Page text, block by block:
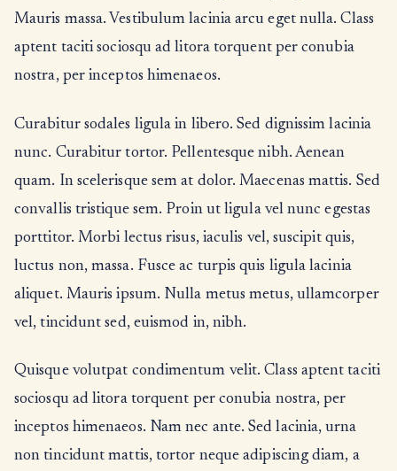
Mauris massa. Vestibulum lacinia arcu eget nulla. Class
aptent taciti sociosqu ad litora torquent per conubia
nostra, per inceptos himenaeos.
Curabitur sodales ligula in libero. Sed dignissim lacinia
nunc. Curabitur tortor. Pellentesque nibh. Aenean
quam. In scelerisque sem at dolor. Maecenas mattis. Sed
convallis tristique sem. Proin ut ligula vel nunc egestas
porttitor. Morbi lectus risus, iaculis vel, suscipit quis,
luctus non, massa. Fusce ac turpis quis ligula lacinia
aliquet. Mauris ipsum. Nulla metus metus, ullamcorper
vel, tincidunt sed, euismod in, nibh.
Quisque volutpat condimentum velit. Class aptent taciti
sociosqu ad litora torquent per conubia nostra, per
inceptos himenaeos. Nam nec ante. Sed lacinia, urna
non tincidunt mattis, tortor neque adipiscing diam, a